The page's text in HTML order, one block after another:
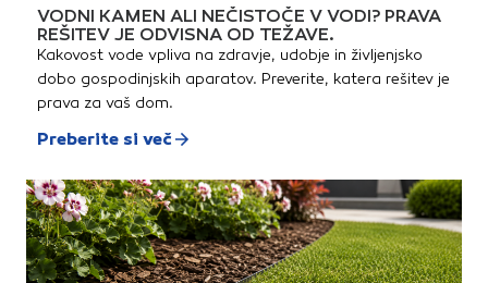
VODNI KAMEN ALI NEČISTOČE V VODI? PRAVA
REŠITEV JE ODVISNA OD TEŽAVE.
Kakovost vode vpliva na zdravje, udobje in življenjsko
dobo gospodinjskih aparatov. Preverite, katera rešitev je
prava za vaš dom.
Preberite si več